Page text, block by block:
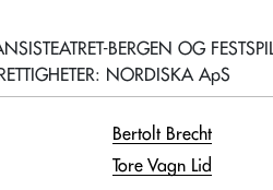
BERGEN OG
NORDISKA ApS
Bertolt Brecht
Tore Vagn Lid